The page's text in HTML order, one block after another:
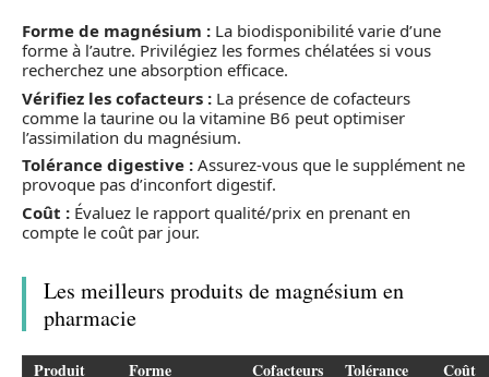
Forme de magnésium : La biodisponibilité varie d’une
forme à l’autre. Privilégiez les formes chélatées si vous
recherchez une absorption efficace.
Vérifiez les cofacteurs : La présence de cofacteurs
comme la taurine ou la vitamine B6 peut optimiser
l’assimilation du magnésium.
Tolérance digestive : Assurez-vous que le supplément ne
provoque pas d’inconfort digestif.
Coût : Évaluez le rapport qualité/prix en prenant en
compte le coût par jour.
Les meilleurs produits de magnésium en
pharmacie
Produit Forme Cofacteurs Tolérance Coût